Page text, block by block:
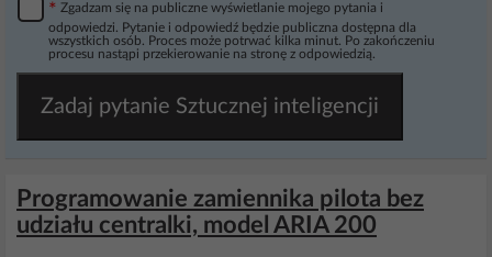
* Zgadzam się na publiczne wyświetlanie mojego pytania i
odpowiedzi. Pytanie i odpowiedź będzie publiczna dostępna dla
wszystkich osób. Proces może potrwać kilka minut. Po zakończeniu
procesu nastąpi przekierowanie na stronę z odpowiedzią.
Zadaj pytanie Sztucznej inteligencji
Programowanie zamiennika pilota bez
udziału centralki, model ARIA 200